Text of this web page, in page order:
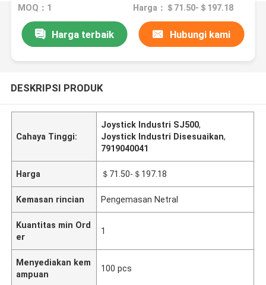
MOQ：1 Harga：＄71.50-＄197.18
Harga terbaik Hubungi kami
DESKRIPSI PRODUK
Cahaya Tinggi:
Joystick Industri SJ500,
Joystick Industri Disesuaikan,
7919040041
Harga ＄71.50-＄197.18
Kemasan rincian Pengemasan Netral
Kuantitas min Ord
er
1
Menyediakan kem
ampuan
100 pcs